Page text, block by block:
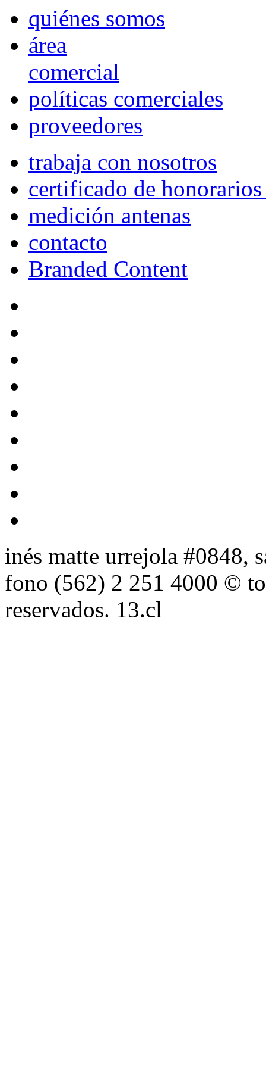
quiénes somos
área
comercial
políticas comerciales
proveedores
trabaja con nosotros
certificado de
medición antenas
contacto
Branded Content
inés matte urrejola #0848,
fono (562) 2 251 4000 ©
reservados. 13.cl